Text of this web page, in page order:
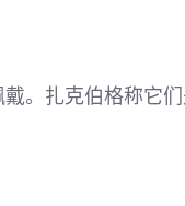
。扎克伯格称它